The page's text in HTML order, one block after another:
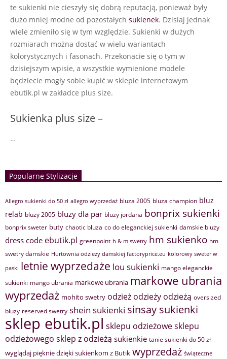
te sukienki nie cieszyły się dobrą reputacją, ponieważ były
dużo mniej modne od pozostałych sukienek. Dzisiaj jednak
wiele zmieniło się w tym względzie. Sukienki w dużych
rozmiarach można dostać w wielu wariantach
kolorystycznych i fasonach. Przekonacie się o tym w
dzisiejszym wpisie, a wszystkie wymienione modele
będziecie mogły sobie kupić w sklepie internetowym
ebutik.pl w zakładce plus size.
Sukienka plus size –
…
Popularne Stylizacje
Allegro sukienki do 50 zł allegro wyprzedaż bluza 2005 bluza champion bluz
relab bluzy 2005 bluzy dla par bluzy jordana bonprix sukienki
bonprix sweter buty chaotic bluza co do eleganckiej sukienki damskie bluzy
dress code ebutik.pl greenpoint h & m swetry hm sukienko hm
swetry damskie Hurtownia odzieży damskiej factoryprice.eu kolorowy sweter w
paski letnie wyprzedaże lou sukienki mango eleganckie
sukienki mango ubrania markowe ubrania markowe ubrania
wyprzedaż mohito swetry odzież odzieży odzieżą oversized
bluzy reserved swetry shein sukienki sinsay sukienki
sklep ebutik.pl sklepu odzieżowesklepu
odzieżowego sklep z odzieżą sukienkie tanie sukienki do 50 zł
wyglądaj pięknie dzięki sukienkom z Butik wyprzedaż świąteczne